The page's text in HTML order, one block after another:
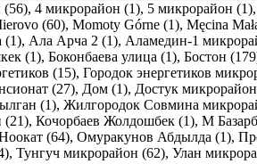
(56), 4 микрорайон (1), 5 микрорайон (1),
(60), Momoty Górne (1), Męcina
(1), Ала Арча 2 (1), Аламедин-1
(1), Боконбаева улица (1), Бостон
(15), Городок энергетиков
(27), Дом (1), Достук
(1), Жилгородок Совмина
(21), Кочорбаев Жолдошбек (1), М
(64), Омуракунов Абдылда (1),
, Тунгуч микрорайон (62), Улан